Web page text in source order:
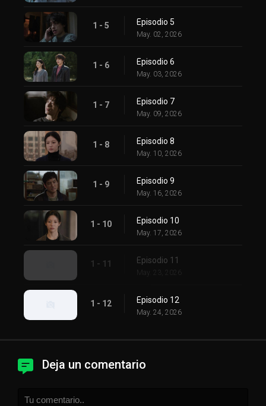
1 - 5 Episodio 5
May. 02, 2026
1 - 6 Episodio 6
May. 03, 2026
1 - 7 Episodio 7
May. 09, 2026
1 - 8 Episodio 8
May. 10, 2026
1 - 9 Episodio 9
May. 16, 2026
1 - 10 Episodio 10
May. 17, 2026
1 - 11 Episodio 11
May. 23, 2026
1 - 12 Episodio 12
May. 24, 2026
Deja un comentario